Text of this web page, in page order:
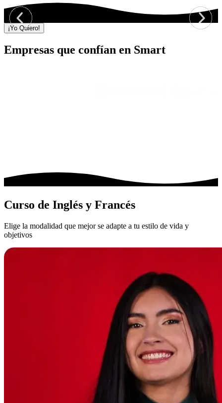
¡Yo Quiero!
Empresas que confían en Smart
Curso de Inglés y Francés
Elige la modalidad que mejor se adapte a tu estilo de vida y
objetivos